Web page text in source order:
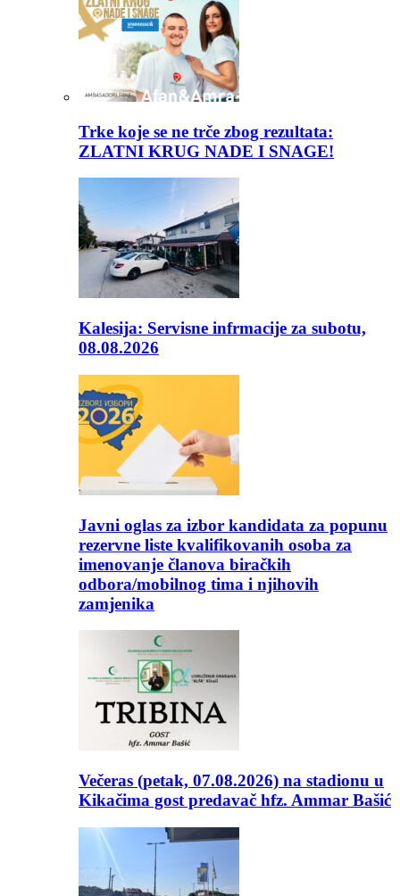
Trke koje se ne trče zbog rezultata:
ZLATNI KRUG NADE I SNAGE!
Kalesija: Servisne infrmacije za subotu,
08.08.2026
Javni oglas za izbor kandidata za popunu
rezervne liste kvalifikovanih osoba za
imenovanje članova biračkih
odbora/mobilnog tima i njihovih
zamjenika
Večeras (petak, 07.08.2026) na stadionu u
Kikačima gost predavač hfz. Ammar Bašić